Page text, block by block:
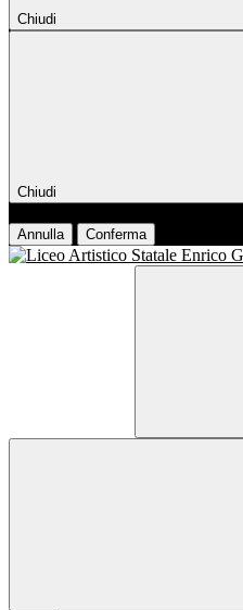
Chiudi
Chiudi
Annulla Conferma